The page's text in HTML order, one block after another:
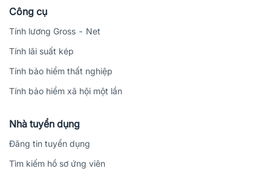
Công cụ
Tính lương Gross - Net
Tính lãi suất kép
Tính bảo hiểm thất nghiệp
Tính bảo hiểm xã hội một lần
Nhà tuyển dụng
Đăng tin tuyển dụng
Tìm kiếm hồ sơ ứng viên